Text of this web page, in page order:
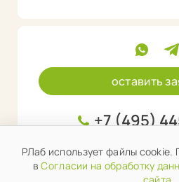
оставить
+7 (495)
РЛаб использует файлы
вСогласии на обработку